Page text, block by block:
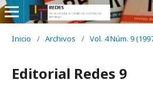
Inicio / Archivos / Vol. 4 Núm. 9
Editorial Redes 9